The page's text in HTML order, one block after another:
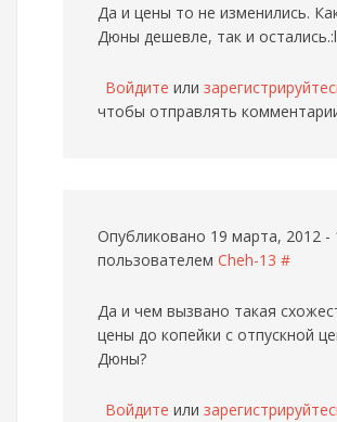
Да и цены то не изменились.
Дюны дешевле, так и
Войдите или
чтобы отправлять
Опубликовано 19 марта, 2012 -
пользователем Cheh-13 #
Да и чем вызвано такая
цены до копейки с отпускной
Дюны?
Войдите или